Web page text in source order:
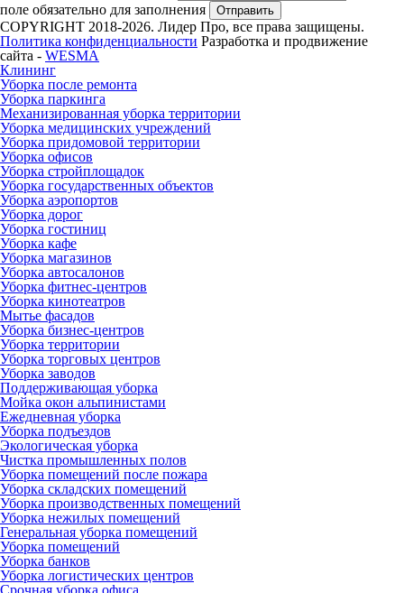
поле обязательно для заполнения
Отправить
COPYRIGHT 2018-2026. Лидер Про, все права защищены.
Политика конфиденциальности Разработка и продвижение
сайта - WESMA
Клининг
Уборка после ремонта
Уборка паркинга
Механизированная уборка территории
Уборка медицинских учреждений
Уборка придомовой территории
Уборка офисов
Уборка стройплощадок
Уборка государственных объектов
Уборка аэропортов
Уборка дорог
Уборка гостиниц
Уборка кафе
Уборка магазинов
Уборка автосалонов
Уборка фитнес-центров
Уборка кинотеатров
Мытье фасадов
Уборка бизнес-центров
Уборка территории
Уборка торговых центров
Уборка заводов
Поддерживающая уборка
Мойка окон альпинистами
Ежедневная уборка
Уборка подъездов
Экологическая уборка
Чистка промышленных полов
Уборка помещений после пожара
Уборка складских помещений
Уборка производственных помещений
Уборка нежилых помещений
Генеральная уборка помещений
Уборка помещений
Уборка банков
Уборка логистических центров
Срочная уборка офиса